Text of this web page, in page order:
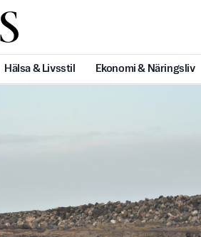
Hälsa & Livsstil Ekonomi & Näringsliv